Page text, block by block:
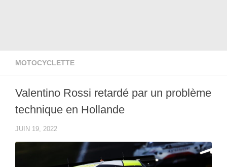
MOTOCYCLETTE
Valentino Rossi retardé par un problème
technique en Hollande
JUIN 19, 2022